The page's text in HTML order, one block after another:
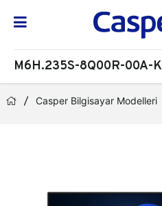
M6H.235S-8Q00R-00A-K
Casper Bilgisayar Modelleri